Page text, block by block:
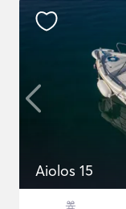
Aiolos 15